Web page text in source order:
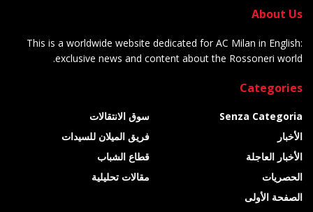
About Us
This is a worldwide website dedicated for AC Milan in English:
exclusive news and content about the Rossoneri world.
Categories
Senza Categoria
الأخبار
الأخبار العاجلة
الحصريات
الصفحة الأولى
سوق الانتقالات
فريق الميلان للسيدات
قطاع الشباب
مقالات تحليلية